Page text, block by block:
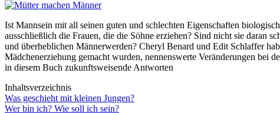
Ist Mannsein mit all seinen guten und schlechten Eigenschaften
ausschließlich die Frauen, die die Söhne erziehen? Sind nicht sie daran
und überheblichen Männerwerden? Cheryl Benard und Edit Schlaffer
Mädchenerziehung gemacht wurden, nennenswerte Veränderungen bei
in diesem Buch zukunftsweisende Antworten
Inhaltsverzeichnis
Was geschieht mit kleinen Jungen?
Wer bin ich? Wie soll ich sein?